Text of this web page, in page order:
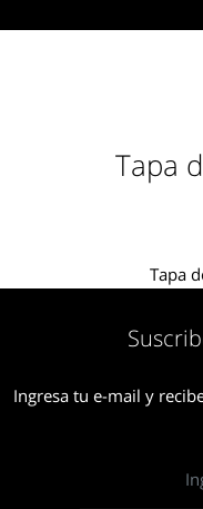
Tapa
Tapa
Ingresa tu e-mail y